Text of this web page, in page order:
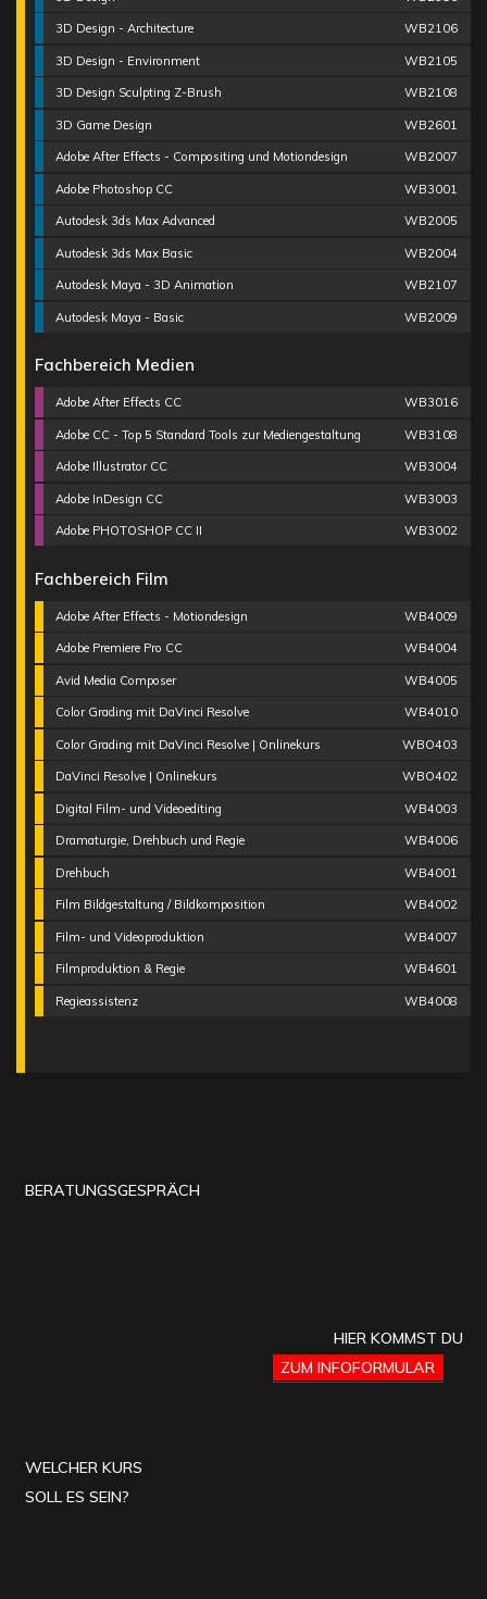
3D Design - Architecture WB2106
3D Design - Environment WB2105
3D Design Sculpting Z-Brush WB2108
3D Game Design WB2601
Adobe After Effects - Compositing und Motiondesign WB2007
Adobe Photoshop CC WB3001
Autodesk 3ds Max Advanced WB2005
Autodesk 3ds Max Basic WB2004
Autodesk Maya - 3D Animation WB2107
Autodesk Maya - Basic WB2009
Fachbereich Medien
Adobe After Effects CC WB3016
Adobe CC - Top 5 Standard Tools zur Mediengestaltung WB3108
Adobe Illustrator CC WB3004
Adobe InDesign CC WB3003
Adobe PHOTOSHOP CC II WB3002
Fachbereich Film
Adobe After Effects - Motiondesign WB4009
Adobe Premiere Pro CC WB4004
Avid Media Composer WB4005
Color Grading mit DaVinci Resolve WB4010
Color Grading mit DaVinci Resolve | Onlinekurs WBO403
DaVinci Resolve | Onlinekurs WBO402
Digital Film- und Videoediting WB4003
Dramaturgie, Drehbuch und Regie WB4006
Drehbuch WB4001
Film Bildgestaltung / Bildkomposition WB4002
Film- und Videoproduktion WB4007
Filmproduktion & Regie WB4601
Regieassistenz WB4008
BERATUNGSGESPRÄCH
HIER KOMMST DU
ZUM INFOFORMULAR
WELCHER KURS
SOLL ES SEIN?